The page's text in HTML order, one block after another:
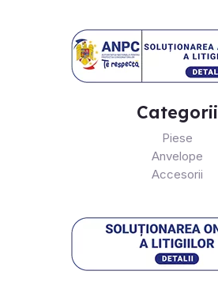
Categorii
Piese
Anvelope
Accesorii